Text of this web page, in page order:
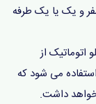
صفر و یک یا یک طرفه
اتوماتیک از
اتوماتیک استفاده می شود که
خواهد داشت.